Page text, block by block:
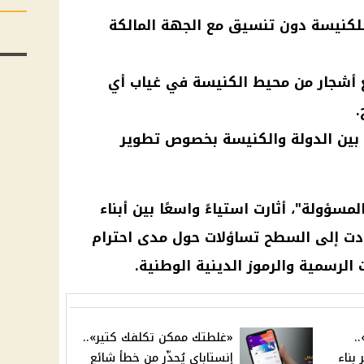
دون تنسيق مع الجهة المالكة
أشجار من محيط الكنيسة في غياب أي
الدولة والكنيسة بخصوص تطوير
أثارت استياءً واسعًا بين أبناء
إلى السطح تساؤلات حول مدى احترام
والرموز الدينية الوطنية.
«غلطتك ممكن تكلفك كتير»..
إنستاباي يُحذّر من خطأ شائع